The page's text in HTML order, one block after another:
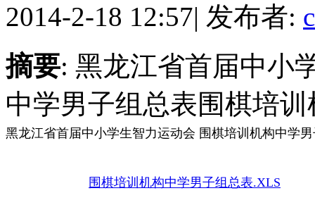
2014-2-18 12:57| 发布者:
摘要: 黑龙江省首届中小
中学男子组总表围棋培
黑龙江省首届中小学生智力运动会 围棋培训机构中学
围棋培训机构中学男子组总表.XLS